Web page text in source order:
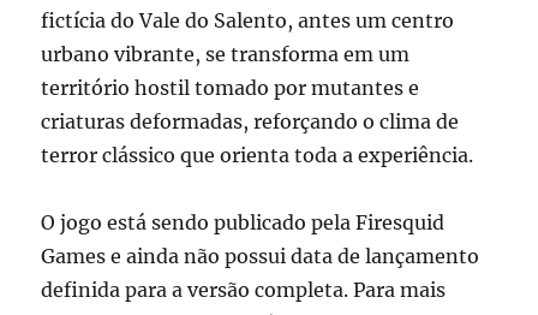
fictícia do Vale do Salento, antes um centro
urbano vibrante, se transforma em um
território hostil tomado por mutantes e
criaturas deformadas, reforçando o clima de
terror clássico que orienta toda a experiência.
O jogo está sendo publicado pela Firesquid
Games e ainda não possui data de lançamento
definida para a versão completa. Para mais